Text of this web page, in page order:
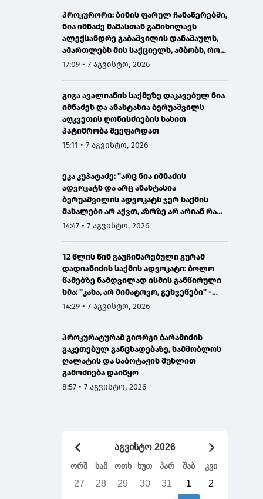
პროკურორი: ბინის ფარულ ჩანაწერებში,
ნია იმნაძე მამასთან განიხილავს
ალექსანდრე გაბაშვილის დანაშაულს,
ამართლებს მის საქციელს, ამბობს, რომ
სხვანაირად ვერ მოიქცეოდა
17:09 • 7 აგვისტო, 2026
გიგა ავალიანის საქმეზე დაკავებულ ნია
იმნაძეს და ანასტასია ბერუაშვილს
აღკვეთის ღონისძიების სახით
პატიმრობა შეეფარდათ
15:11 • 7 აგვისტო, 2026
ეკა კუპატაძე: "არც ნია იმნაძის
ადვოკატს და არც ანასტასია
ბერუაშვილის ადვოკატს ჯერ საქმის
მასალები არ აქვთ, აზრზე არ არიან რა
წერია მასალებში"
14:47 • 7 აგვისტო, 2026
12 წლის წინ გაუჩინარებული გურამ
დადიანიძის საქმის ადვოკატი: ბოლო
წამებზე ნამდვილად ისმის განწირული
ხმა: "კახა, არ მიმატოვო, გეხვეწები" -
ვიდეოს დადებას ვაპირებდით
14:29 • 7 აგვისტო, 2026
პროკურატურამ გიორგი ბარამიძის
გაკეთებულ განცხადებაზე, სამშობლოს
ღალატის და საბოტაჟის მუხლით
გამოძიება დაიწყო
8:57 • 7 აგვისტო, 2026
აგვისტო 2026
ორშ სამ ოთხ ხუთ პარ შაბ კვი
27 28 29 30 31 1 2